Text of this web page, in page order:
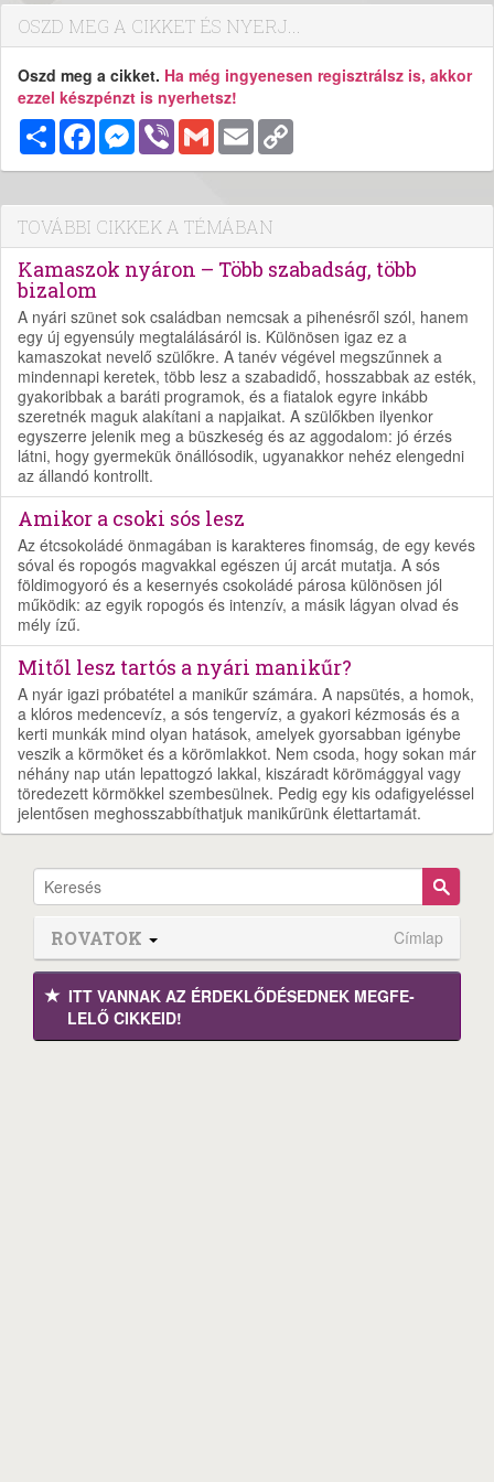
OSZD MEG A CIKKET ÉS NYERJ...
Oszd meg a cikket. Ha még ingyenesen regisztrálsz is, akkor
ezzel készpénzt is nyerhetsz!
MegosztásFacebookMessenger
Viber Gmail Email
TOVÁBBI CIKKEK A TÉMÁBAN
Kamaszok nyáron – Több szabadság, több
bizalom
A nyári szünet sok családban nemcsak a pihenésről szól, hanem
egy új egyensúly megtalálásáról is. Különösen igaz ez a
kamaszokat nevelő szülőkre. A tanév végével megszűnnek a
mindennapi keretek, több lesz a szabadidő, hosszabbak az esték,
gyakoribbak a baráti programok, és a fiatalok egyre inkább
szeretnék maguk alakítani a napjaikat. A szülőkben ilyenkor
egyszerre jelenik meg a büszkeség és az aggodalom: jó érzés
látni, hogy gyermekük önállósodik, ugyanakkor nehéz elengedni
az állandó kontrollt.
Amikor a csoki sós lesz
Az étcsokoládé önmagában is karakteres finomság, de egy kevés
sóval és ropogós magvakkal egészen új arcát mutatja. A sós
földimogyoró és a kesernyés csokoládé párosa különösen jól
működik: az egyik ropogós és intenzív, a másik lágyan olvad és
mély ízű.
Mitől lesz tartós a nyári manikűr?
A nyár igazi próbatétel a manikűr számára. A napsütés, a homok,
a klóros medencevíz, a sós tengervíz, a gyakori kézmosás és a
kerti munkák mind olyan hatások, amelyek gyorsabban igénybe
veszik a körmöket és a körömlakkot. Nem csoda, hogy sokan már
néhány nap után lepattogzó lakkal, kiszáradt körömággyal vagy
töredezett körmökkel szembesülnek. Pedig egy kis odafigyeléssel
jelentősen meghosszabbíthatjuk manikűrünk élettartamát.
ROVATOK Címlap
ITT VANNAK AZ ÉRDEK­LŐDÉ­SEDNEK MEGFE­
LELŐ CIKKEID!